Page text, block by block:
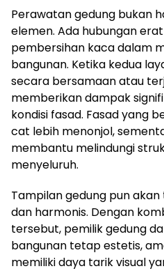
Perawatan gedung bukan
elemen. Ada hubungan
pembersihan kaca dalam
bangunan. Ketika kedua
secara bersamaan atau
memberikan dampak
kondisi fasad. Fasad yang
cat lebih menonjol,
membantu melindungi
menyeluruh.
Tampilan gedung pun
dan harmonis. Dengan
tersebut, pemilik gedung
bangunan tetap estetis,
memiliki daya tarik visual